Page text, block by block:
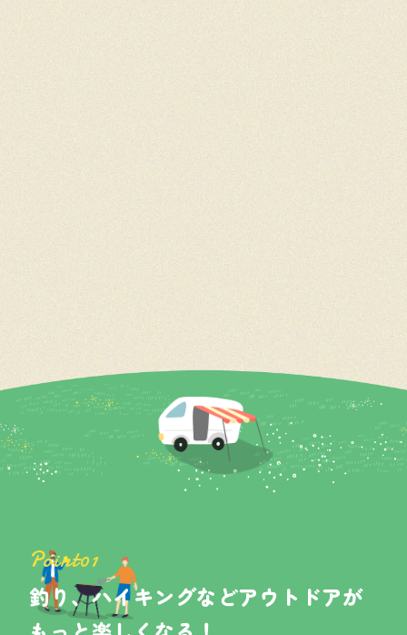
Point01
釣り、ハイキングなどアウトドアが